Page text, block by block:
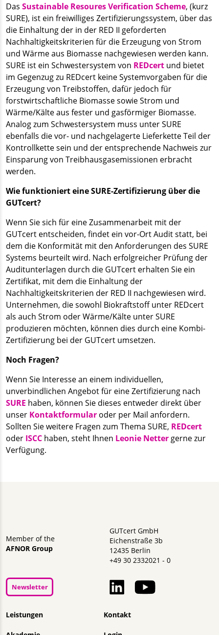
Das Sustainable Resoures Verification Scheme, (kurz
SURE), ist ein freiwilliges Zertifizierungssystem, über das
die Einhaltung der in der RED II geforderten
Nachhaltigkeitskriterien für die Erzeugung von Strom
und Wärme aus Biomasse nachgewiesen werden kann.
SURE ist ein Schwestersystem von REDcert und bietet
im Gegenzug zu REDcert keine Systemvorgaben für die
Erzeugung von Treibstoffen, dafür jedoch für
forstwirtschaftliche Biomasse sowie Strom und
Wärme/Kälte aus fester und gasförmiger Biomasse.
Analog zum Schwestersystem muss unter SURE
ebenfalls die vor- und nachgelagerte Lieferkette Teil der
Kontrollkette sein und der entsprechende Nachweis zur
Einsparung von Treibhausgasemissionen erbracht
werden.
Wie funktioniert eine SURE-Zertifizierung über die
GUTcert?
Wenn Sie sich für eine Zusammenarbeit mit der
GUTcert entscheiden, findet ein vor-Ort Audit statt, bei
dem die Konformität mit den Anforderungen des SURE
Systems beurteilt wird. Nach erfolgreicher Prüfung der
Auditunterlagen durch die GUTcert erhalten Sie ein
Zertifikat, mit dem die Einhaltung der
Nachhaltigkeitskriterien der RED II nachgewiesen wird.
Unternehmen, die sowohl Biokraftstoff unter REDcert
als auch Strom oder Wärme/Kälte unter SURE
produzieren möchten, können dies durch eine Kombi-
Zertifizierung bei der GUTcert umsetzen.
Noch Fragen?
Wenn Sie Interesse an einem individuellen,
unverbindlichen Angebot für eine Zertifizierung nach
SURE haben, können Sie dieses entweder direkt über
unser Kontaktformular oder per Mail anfordern.
Sollten Sie weitere Fragen zum Thema SURE, REDcert
oder ISCC haben, steht Ihnen Leonie Netter gerne zur
Verfügung.
Member of the
AFNOR Group
GUTcert GmbH
Eichenstraße 3b
12435 Berlin
+49 30 2332021 - 0
Navigation überspringen
Leistungen Kontakt
Newsletter